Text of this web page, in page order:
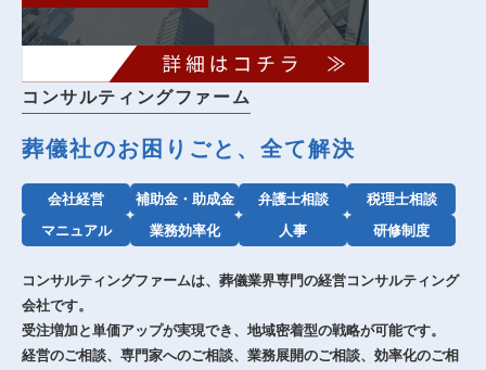
コンサルティングファーム
葬儀社のお困りごと、全て解決
会社経営 補助金・助成金 弁護士相談
税理士相談
マニュアル
業務効率化 人事 研修制度
コンサルティングファームは、葬儀業界専門の経営コンサルティング
会社です。
受注増加と単価アップが実現でき、地域密着型の戦略が可能です。
経営のご相談、専門家へのご相談、業務展開のご相談、効率化のご相